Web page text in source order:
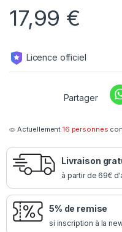
17,99 €
Licence officiel
Partager
Actuellement16 personnes
Livraison
à partir de 69€
5% de remise
si inscription à la